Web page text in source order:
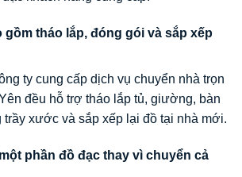
gồm tháo lắp, đóng gói và sắp xếp
ty cung cấp dịch vụ chuyển nhà trọn
đều hỗ trợ tháo lắp tủ, giường, bàn
trầy xước và sắp xếp lại đồ tại nhà mới.
phần đồ đạc thay vì chuyển cả